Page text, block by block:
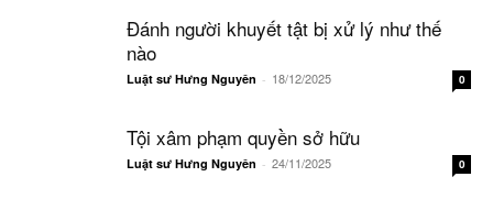
Đánh người khuyết tật bị xử lý như thế
nào
Luật sư Hưng Nguyên - 18/12/2025 0
Tội xâm phạm quyền sở hữu
Luật sư Hưng Nguyên - 24/11/2025 0